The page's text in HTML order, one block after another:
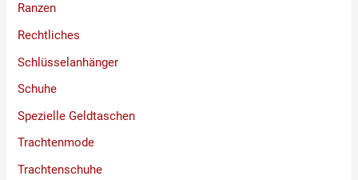
Ranzen
Rechtliches
Schlüsselanhänger
Schuhe
Spezielle Geldtaschen
Trachtenmode
Trachtenschuhe